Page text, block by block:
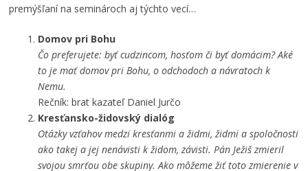
premýšľaní na seminároch aj týchto vecí…
Domov pri Bohu
Čo preferujete: byť cudzincom, hosťom či byť domácim? Aké
to je mať domov pri Bohu, o odchodoch a návratoch k
Nemu.
Rečník: brat kazateľ Daniel Jurčo
Kresťansko-židovský dialóg
Otázky vzťahov medzi kresťanmi a židmi, židmi a spoločnosti
ako takej a jej nenávisti k židom, závisti. Pán Ježiš zmieril
svojou smrťou obe skupiny. Ako môžeme žiť toto zmierenie v